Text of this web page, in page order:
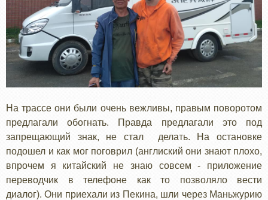
На трассе они были очень вежливы, правым поворотом
предлагали обогнать. Правда предлагали это под
запрещающий знак, не стал делать. На остановке
подошел и как мог поговрил (англиский они знают плохо,
впрочем я китайский не знаю совсем - приложение
переводчик в телефоне как то позволяло вести
диалог). Они приехали из Пекина, шли через Маньжурию